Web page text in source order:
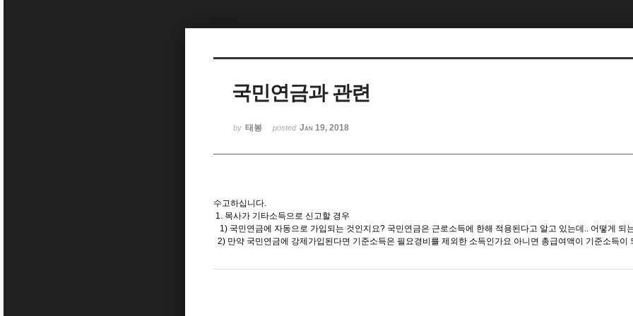
국민연금과 관련
by 태봉 posted Jan 19, 2018
수고하십니다.
1. 목사가 기타소득으로 신고할 경우
1) 국민연금에 자동으로 가입되는 것인지요? 국민연금은 근로소득에 한해 적용된다고 알고 있는데.. 어떻게 되
2) 만약 국민연금에 강제가입된다면 기준소득은 필요경비를 제외한 소득인가요 아니면 총급여액이 기준소득이
Sketchbook5, 스케치북5
Sketchbook5, 스케치북5